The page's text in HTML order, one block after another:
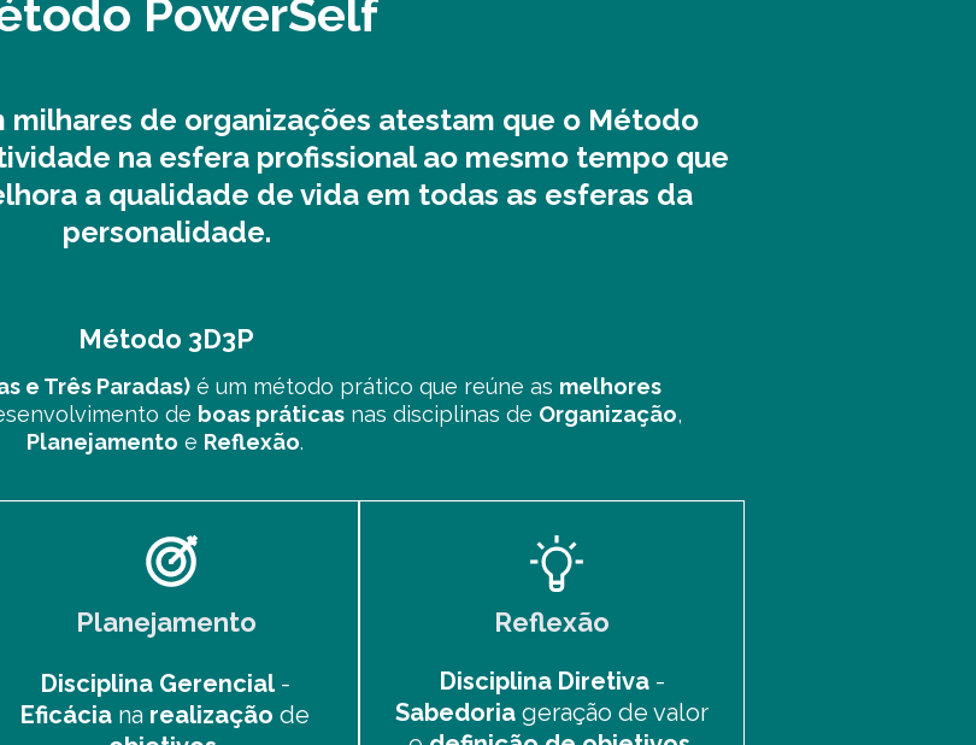
PowerSelf
milhares de organizações atestam que o Método
na esfera profissional ao mesmo tempo que
a qualidade de vida em todas as esferas da
personalidade.
e Três Paradas) é um método prático que reúne as melhores
de boas práticas nas disciplinas de Organização,
Planejamento e Reflexão.
Método 3D3P
Disciplina Gerencial-
Eficácia na realização de
Planejamento Reflexão
Disciplina Diretiva-
Sabedoria geração de valor